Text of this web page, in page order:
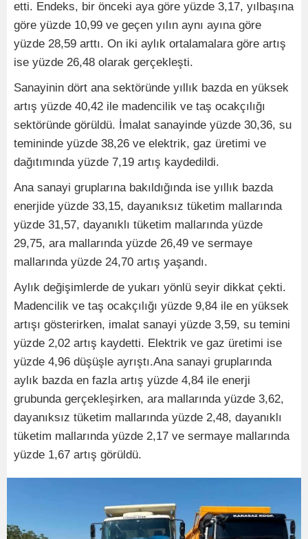
etti. Endeks, bir önceki aya göre yüzde 3,17, yılbaşına
göre yüzde 10,99 ve geçen yılın aynı ayına göre
yüzde 28,59 arttı. On iki aylık ortalamalara göre artış
ise yüzde 26,48 olarak gerçekleşti.
Sanayinin dört ana sektöründe yıllık bazda en yüksek
artış yüzde 40,42 ile madencilik ve taş ocakçılığı
sektöründe görüldü. İmalat sanayinde yüzde 30,36, su
temininde yüzde 38,26 ve elektrik, gaz üretimi ve
dağıtımında yüzde 7,19 artış kaydedildi.
Ana sanayi gruplarına bakıldığında ise yıllık bazda
enerjide yüzde 33,15, dayanıksız tüketim mallarında
yüzde 31,57, dayanıklı tüketim mallarında yüzde
29,75, ara mallarında yüzde 26,49 ve sermaye
mallarında yüzde 24,70 artış yaşandı.
Aylık değişimlerde de yukarı yönlü seyir dikkat çekti.
Madencilik ve taş ocakçılığı yüzde 9,84 ile en yüksek
artışı gösterirken, imalat sanayi yüzde 3,59, su temini
yüzde 2,02 artış kaydetti. Elektrik ve gaz üretimi ise
yüzde 4,96 düşüşle ayrıştı.Ana sanayi gruplarında
aylık bazda en fazla artış yüzde 4,84 ile enerji
grubunda gerçekleşirken, ara mallarında yüzde 3,62,
dayanıksız tüketim mallarında yüzde 2,48, dayanıklı
tüketim mallarında yüzde 2,17 ve sermaye mallarında
yüzde 1,67 artış görüldü.